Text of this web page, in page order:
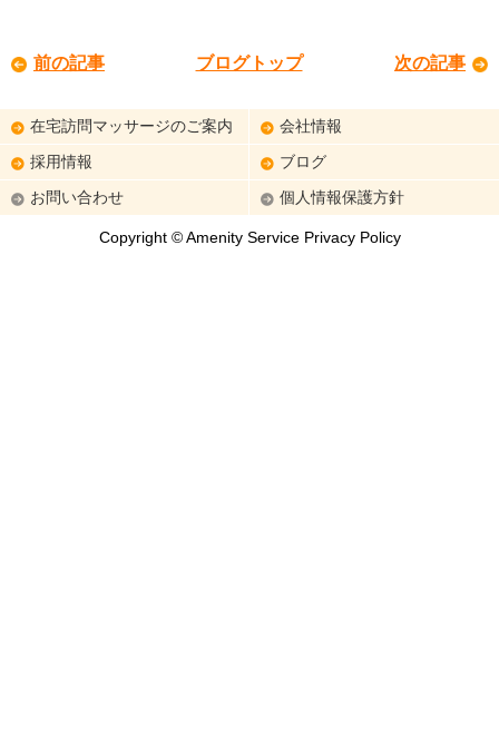
前の記事 ブログトップ 次の記事
在宅訪問マッサージのご案内 会社情報
採用情報 ブログ
お問い合わせ 個人情報保護方針
Copyright © Amenity Service Privacy Policy